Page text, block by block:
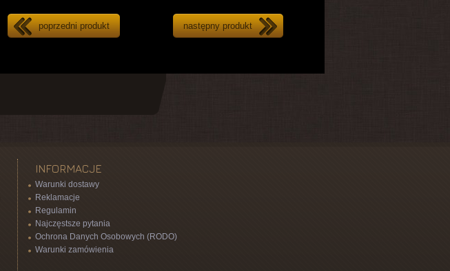
poprzedni produkt następny produkt
INFORMACJE
Warunki dostawy
Reklamacje
Regulamin
Najczęstsze pytania
Ochrona Danych Osobowych (RODO)
Warunki zamówienia